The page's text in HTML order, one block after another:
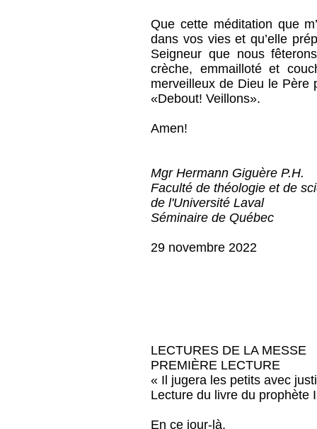
Que cette méditation que
dans vos vies et qu’elle
Seigneur que nous
crèche, emmailloté et
merveilleux de Dieu le Père
«Debout! Veillons».
Amen!
Mgr Hermann Giguère P.H.
Faculté de théologie et de
de l'Université Laval
Séminaire de Québec
29 novembre 2022
LECTURES DE LA MESSE
PREMIÈRE LECTURE
« Il jugera les petits avec
Lecture du livre du prophète
En ce jour-là,